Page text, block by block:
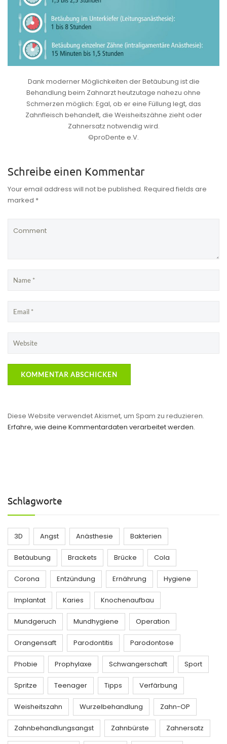
Dank moderner Möglichkeiten der Betäubung ist die
Behandlung beim Zahnarzt heutzutage nahezu ohne
Schmerzen möglich: Egal, ob er eine Füllung legt, das
Zahnfleisch behandelt, die Weisheitszähne zieht oder
Zahnersatz notwendig wird.
©proDente e.V.
Schreibe einen Kommentar
Your email address will not be published. Required fields are
marked *
Diese Website verwendet Akismet, um Spam zu reduzieren.
Erfahre, wie deine Kommentardaten verarbeitet werden.
Schlagworte
3D Angst Anästhesie Bakterien
Betäubung Brackets Brücke Cola
Corona Entzündung Ernährung Hygiene
Implantat Karies Knochenaufbau
Mundgeruch Mundhygiene Operation
Orangensaft Parodontitis Parodontose
Phobie Prophylaxe Schwangerschaft Sport
Spritze Teenager Tipps Verfärbung
Weisheitszahn Wurzelbehandlung Zahn-OP
Zahnbehandlungsangst Zahnbürste Zahnersatz